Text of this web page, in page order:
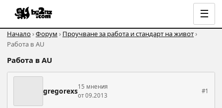
☰
Начало›Форум › Проучване за работа и стандарт на живот›
Работа в AU
Работа в AU
gregorexs15 мнения
от 09.2013
#1